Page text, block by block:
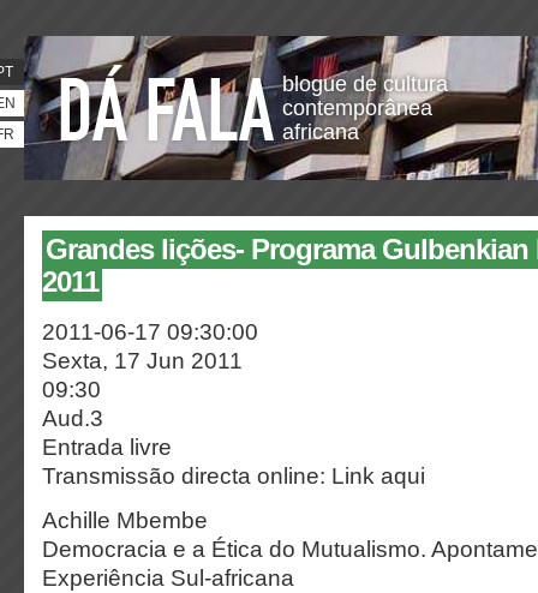
blogue de cultura
contemporânea
africana
Grandes lições- Programa
2011
2011-06-17 09:30:00
Sexta, 17 Jun 2011
09:30
Aud.3
Entrada livre
Transmissão directa online: Link aqui
Achille Mbembe
Democracia e a Ética do Mutualismo.
Experiência Sul-africana